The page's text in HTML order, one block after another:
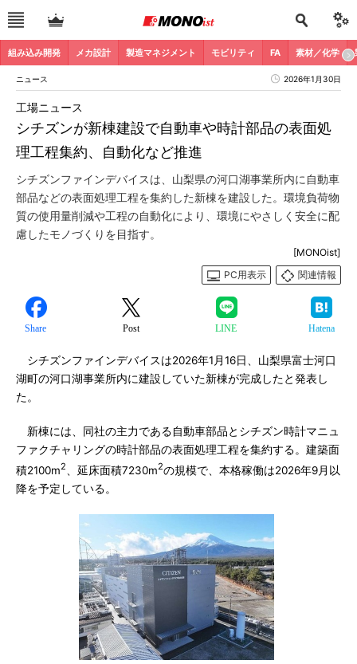
組み込み開発 メカ設計 製造マネジメント モビリティ FA 素材／化学
ニュース 2026年1月30日
シチズンが新棟建設で自動車や時計部品の表面処
理工程集約、自動化など推進
工場ニュース
シチズンファインデバイスは、山梨県の河口湖事業所内に自動車
部品などの表面処理工程を集約した新棟を建設した。環境負荷物
質の使用量削減や工程の自動化により、環境にやさしく安全に配
慮したモノづくりを目指す。
[MONOist]
PC用表示
関連情報
Share Post LINE Hatena
シチズンファインデバイスは2026年1月16日、山梨県富士河口
湖町の河口湖事業所内に建設していた新棟が完成したと発表し
た。
新棟には、同社の主力である自動車部品とシチズン時計マニュ
ファクチャリングの時計部品の表面処理工程を集約する。建築面
積2100m2 、延床面積7230m2の規模で、本格稼働は2026年9月以
降を予定している。